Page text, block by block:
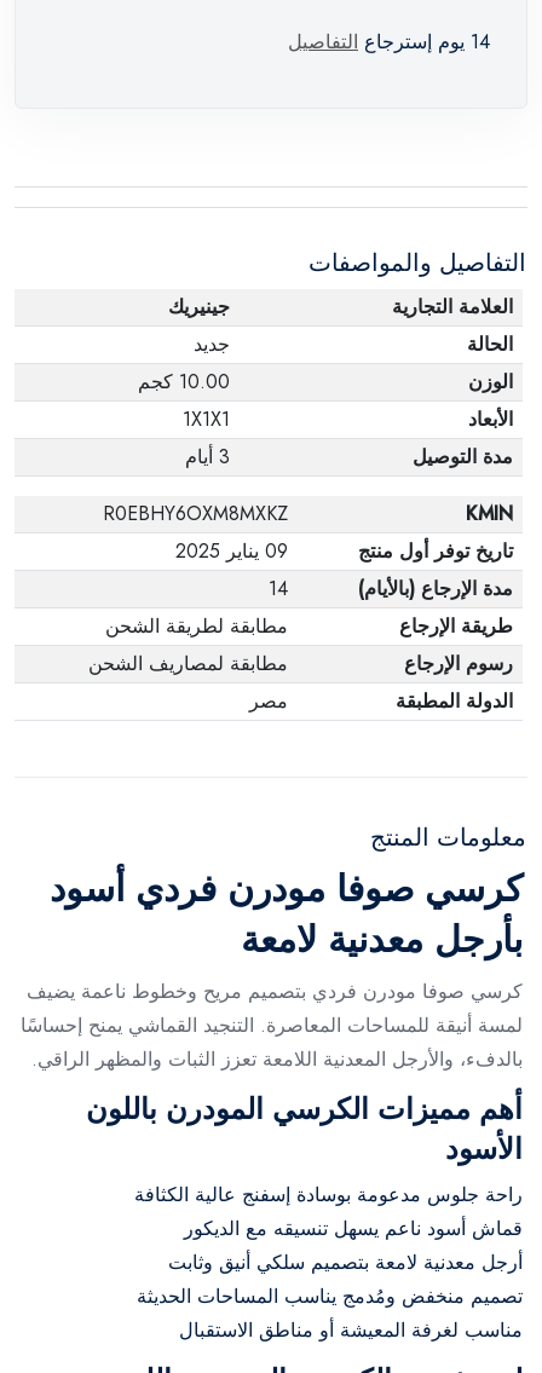
14 يوم إسترجاع التفاصيل
التفاصيل والمواصفات
العلامة التجارية
جينيريك
الحالة
جديد
الوزن
10.00 كجم
الأبعاد
1X1X1
مدة التوصيل
3 أيام
KMIN
R0EBHY6OXM8MXKZ
تاريخ توفر أول منتج
09 يناير 2025
مدة الإرجاع (بالأيام)
14
طريقة الإرجاع
مطابقة لطريقة الشحن
رسوم الإرجاع
مطابقة لمصاريف الشحن
الدولة المطبقة
مصر
معلومات المنتج
كرسي صوفا مودرن فردي أسود
بأرجل معدنية لامعة
كرسي صوفا مودرن فردي بتصميم مريح وخطوط ناعمة يضيف
لمسة أنيقة للمساحات المعاصرة. التنجيد القماشي يمنح إحساسًا
بالدفء، والأرجل المعدنية اللامعة تعزز الثبات والمظهر الراقي.
أهم مميزات الكرسي المودرن باللون
الأسود
راحة جلوس مدعومة بوسادة إسفنج عالية الكثافة
قماش أسود ناعم يسهل تنسيقه مع الديكور
أرجل معدنية لامعة بتصميم سلكي أنيق وثابت
تصميم منخفض ومُدمج يناسب المساحات الحديثة
مناسب لغرفة المعيشة أو مناطق الاستقبال